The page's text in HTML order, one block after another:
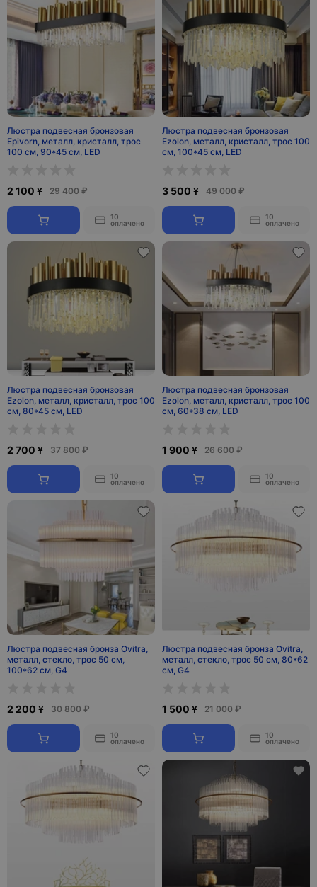
Люстра подвесная бронзовая
Epivorn, металл, кристалл, трос
100 см, 90*45 см, LED
2 100 ¥ 29 400 ₽
10
оплачено
Люстра подвесная бронзовая
Ezolon, металл, кристалл, трос 100
см, 100*45 см, LED
3 500 ¥ 49 000 ₽
10
оплачено
Люстра подвесная бронзовая
Ezolon, металл, кристалл, трос 100
см, 80*45 см, LED
2 700 ¥ 37 800 ₽
10
оплачено
Люстра подвесная бронзовая
Ezolon, металл, кристалл, трос 100
см, 60*38 см, LED
1 900 ¥ 26 600 ₽
10
оплачено
Люстра подвесная бронза Ovitra,
металл, стекло, трос 50 см,
100*62 см, G4
2 200 ¥ 30 800 ₽
10
оплачено
Люстра подвесная бронза Ovitra,
металл, стекло, трос 50 см, 80*62
см, G4
1 500 ¥ 21 000 ₽
10
оплачено